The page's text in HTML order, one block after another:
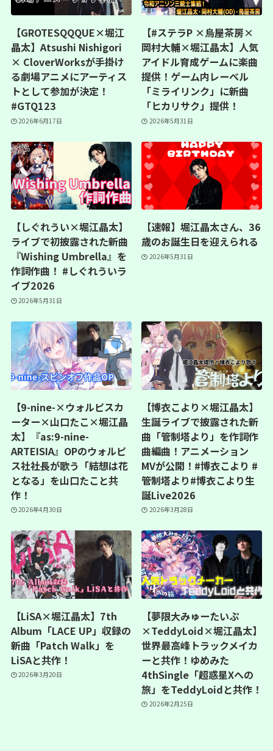
【GROTESQQQUE×堀江
晶太】Atsushi Nishigori
× CloverWorksが手掛け
る劇場アニメにアーティス
トとして参加が決定！
#GTQ123
2026年6月17日
【#ステラP ×烏屋茶房×
岡村大輔×堀江晶太】人気
アイドル育成ゲームに楽曲
提供！ゲーム内レーベル
「ミライリンク」に新曲
「ヒカリサク」提供！
2026年5月31日
【しぐれうい×堀江晶太】
ライブで初披露された新曲
『Wishing Umbrella』を
作詞作曲！ #しぐれういラ
イブ2026
2026年5月31日
【速報】堀江晶太さん、36
歳のお誕生日を迎えられる
2026年5月31日
【9-nine-×ウォルピスカ
ーター×山口たこ×堀江晶
太】『as:9-nine-
ARTEISIA』OPのウォルピ
ス社社長が歌う「結想は花
となる」を山口たこと共
作！
2026年4月30日
【博衣こより×堀江晶太】
生誕ライブで披露された新
曲「管制塔より」を作詞作
曲編曲！アニメーション
MVが公開！#博衣こより #
管制塔より#博衣こより生
誕Live2026
2026年3月28日
【LiSA×堀江晶太】7th
Album「LACE UP」収録の
新曲「Patch Walk」を
LiSAと共作！
2026年3月20日
【夢限大みゅーたいぷ
×TeddyLoid×堀江晶太】
世界最高峰トラックメイカ
ーと共作！ゆめみた
4thSingle「超惑星Xへの
旅」をTeddyLoidと共作！
2026年2月25日